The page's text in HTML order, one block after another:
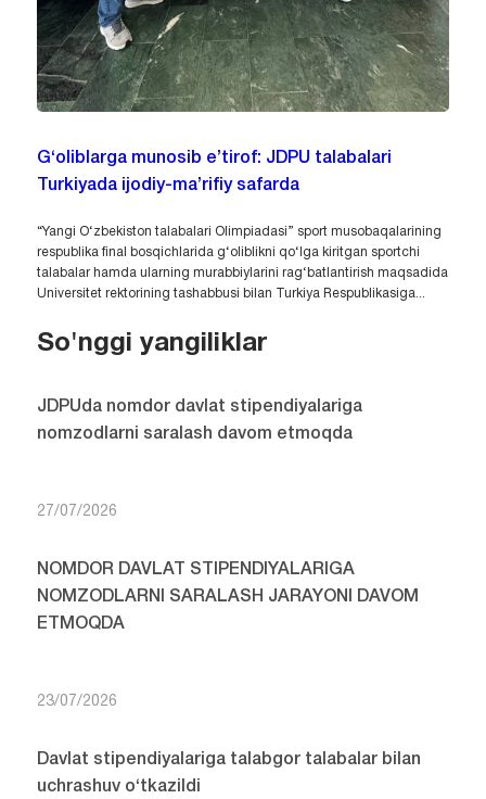
G‘oliblarga munosib e’tirof: JDPU talabalari
Turkiyada ijodiy-ma’rifiy safarda
“Yangi O‘zbekiston talabalari Olimpiadasi” sport musobaqalarining
respublika final bosqichlarida g‘oliblikni qo‘lga kiritgan sportchi
talabalar hamda ularning murabbiylarini rag‘batlantirish maqsadida
Universitet rektorining tashabbusi bilan Turkiya Respublikasiga...
So'nggi yangiliklar
JDPUda nomdor davlat stipendiyalariga
nomzodlarni saralash davom etmoqda
27/07/2026
NOMDOR DAVLAT STIPENDIYALARIGA
NOMZODLARNI SARALASH JARAYONI DAVOM
ETMOQDA
23/07/2026
Davlat stipendiyalariga talabgor talabalar bilan
uchrashuv o‘tkazildi